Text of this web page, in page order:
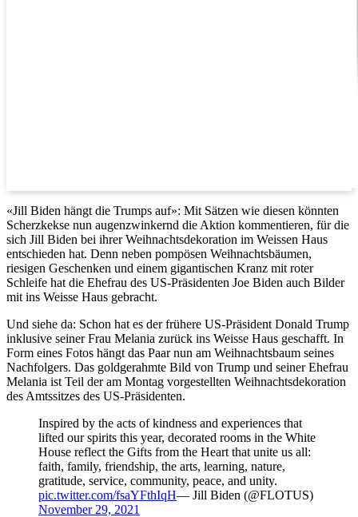
«Jill Biden hängt die Trumps auf»: Mit Sätzen wie diesen könnten
Scherzkekse nun augenzwinkernd die Aktion kommentieren, für die
sich Jill Biden bei ihrer Weihnachtsdekoration im Weissen Haus
entschieden hat. Denn neben pompösen Weihnachtsbäumen,
riesigen Geschenken und einem gigantischen Kranz mit roter
Schleife hat die Ehefrau des US-Präsidenten Joe Biden auch Bilder
mit ins Weisse Haus gebracht.
Und siehe da: Schon hat es der frühere US-Präsident Donald Trump
inklusive seiner Frau Melania zurück ins Weisse Haus geschafft. In
Form eines Fotos hängt das Paar nun am Weihnachtsbaum seines
Nachfolgers. Das goldgerahmte Bild von Trump und seiner Ehefrau
Melania ist Teil der am Montag vorgestellten Weihnachtsdekoration
des Amtssitzes des US-Präsidenten.
Inspired by the acts of kindness and experiences that
lifted our spirits this year, decorated rooms in the White
House reflect the Gifts from the Heart that unite us all:
faith, family, friendship, the arts, learning, nature,
gratitude, service, community, peace, and unity.
pic.twitter.com/fsaYFthIqH— Jill Biden (@FLOTUS)
November 29, 2021